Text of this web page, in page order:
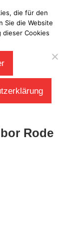
Rode
die für den
Sie die Website
Cookies